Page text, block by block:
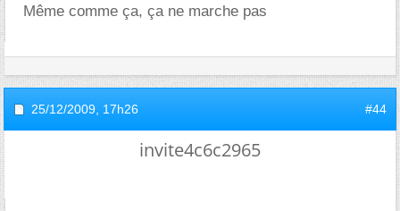
Même comme ça, ça ne marche pas
25/12/2009, 17h26 #44
invite4c6c2965